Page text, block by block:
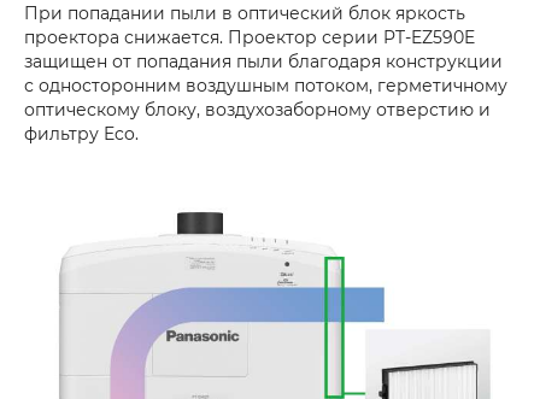
При попадании пыли в оптический блок яркость
проектора снижается. Проектор серии PT-EZ590E
защищен от попадания пыли благодаря конструкции
с односторонним воздушным потоком, герметичному
оптическому блоку, воздухозаборному отверстию и
фильтру Eco.